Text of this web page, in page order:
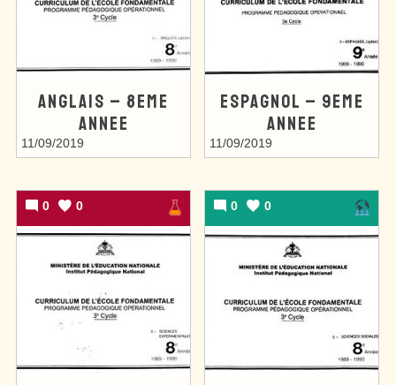
ANGLAIS – 8EME
ANNEE
11/09/2019
ESPAGNOL – 9EME
ANNEE
11/09/2019
0 0 0 0